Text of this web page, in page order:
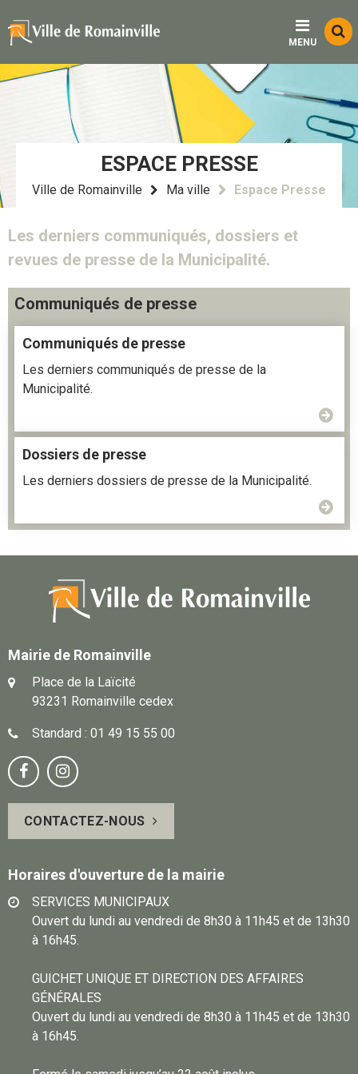
MENU
ESPACE PRESSE
Ville de Romainville Ma ville Espace Presse
Les derniers communiqués, dossiers et
revues de presse de la Municipalité.
Communiqués de presse
Communiqués de presse
Les derniers communiqués de presse de la
Municipalité.
Dossiers de presse
Les derniers dossiers de presse de la Municipalité.
Mairie de Romainville
Place de la Laïcité
93231 Romainville cedex
Standard : 01 49 15 55 00
Notre
Facebook
Suivez-
sur
CONTACTEZ-NOUS
Horaires d'ouverture de la mairie
SERVICES MUNICIPAUX
Ouvert du lundi au vendredi de 8h30 à 11h45 et de 13h30
à 16h45.
GUICHET UNIQUE ET DIRECTION DES AFFAIRES
GÉNÉRALES
Ouvert du lundi au vendredi de 8h30 à 11h45 et de 13h30
à 16h45.